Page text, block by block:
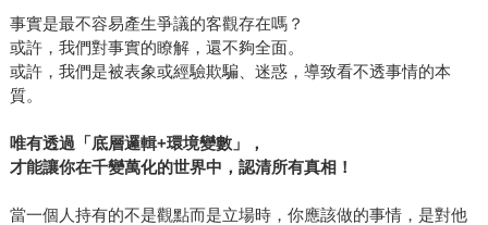
事實是最不容易產生爭議的客觀存在嗎？
或許，我們對事實的瞭解，還不夠全面。
或許，我們是被表象或經驗欺騙、迷惑，導致看不透事情的本
質。
唯有透過「底層邏輯+環境變數」，
才能讓你在千變萬化的世界中，認清所有真相！
當一個人持有的不是觀點而是立場時，你應該做的事情，是對他